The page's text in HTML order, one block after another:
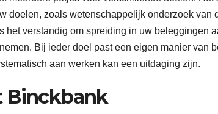
doelen, zoals wetenschappelijk onderzoek van
het verstandig om spreiding in uw beleggingen
Bij ieder doel past een eigen manier van
aan werken kan een uitdaging zijn.
Binckbank